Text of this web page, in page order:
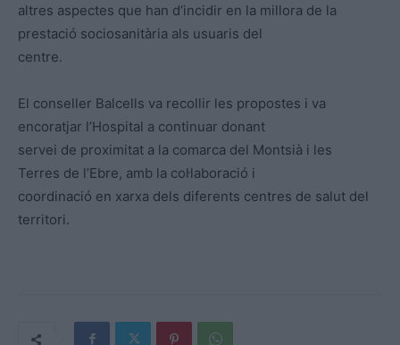
altres aspectes que han d’incidir en la millora de la
prestació sociosanitària als usuaris del
centre.
El conseller Balcells va recollir les propostes i va
encoratjar l’Hospital a continuar donant
servei de proximitat a la comarca del Montsià i les
Terres de l’Ebre, amb la col·laboració i
coordinació en xarxa dels diferents centres de salut del
territori.